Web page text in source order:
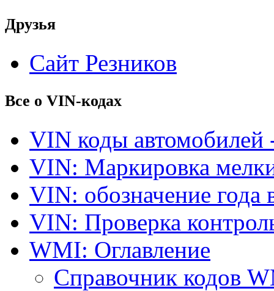
Друзья
Сайт Резников
Все о VIN-кодах
VIN коды автомобилей
VIN: Маркировка
VIN: обозначение года
VIN: Проверка
WMI: Оглавление
Справочник кодов